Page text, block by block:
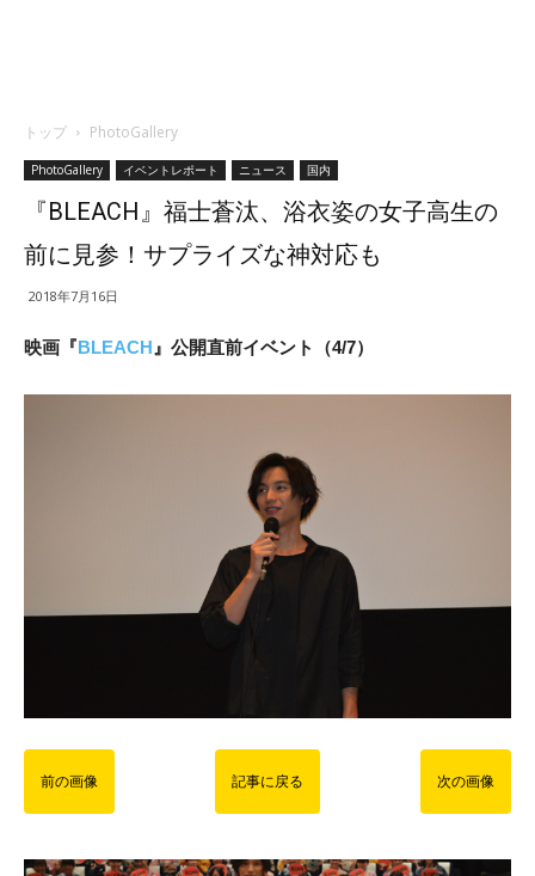
トップ PhotoGallery
PhotoGallery イベントレポート ニュース 国内
『BLEACH』福士蒼汰、浴衣姿の女子高生の
前に見参！サプライズな神対応も
2018年7月16日
映画『BLEACH 』公開直前イベント（4/7）
前の画像 記事に戻る 次の画像